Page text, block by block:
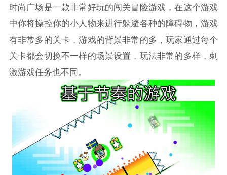
时尚广场是一款非常好玩的闯关冒险游戏，在这个游戏
中你将操控你的小人物来进行躲避各种的障碍物，游戏
有非常多的关卡，游戏的背景非常的多，玩家通过每个
关卡都会切换不一样的场景设置，玩法非常的多样，刺
激游戏任务也不同。